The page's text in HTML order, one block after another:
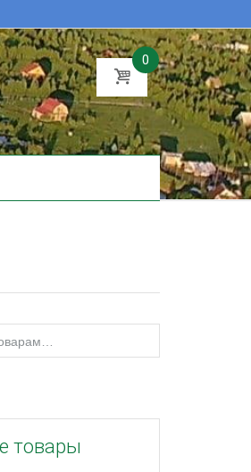
0
товары